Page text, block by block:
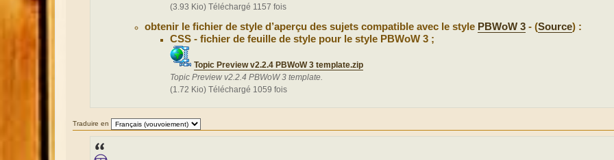
(3.93 Kio) Téléchargé 1157 fois
obtenir le fichier de style d’aperçu des sujets compatible avec le style PBWoW 3 - (Source) :
CSS - fichier de feuille de style pour le style PBWoW 3 ;
Topic Preview v2.2.4 PBWoW 3 template.zip
Topic Preview v2.2.4 PBWoW 3 template.
(1.72 Kio) Téléchargé 1059 fois
Traduire en